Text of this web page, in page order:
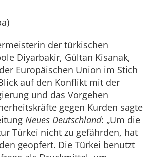
der türkischen
Diyarbakir, Gültan Kisanak,
Europäischen Union im Stich
auf den Konflikt mit der
und das Vorgehen
gegen Kurden sagte
Neues Deutschland: „Um die
Türkei nicht zu gefährden, hat
geopfert. Die Türkei benutzt